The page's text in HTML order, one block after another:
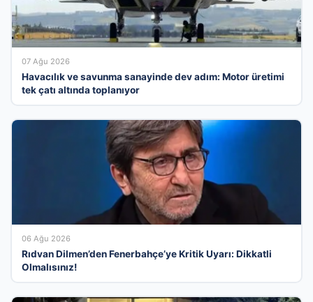
07 Ağu 2026
Havacılık ve savunma sanayinde dev adım: Motor üretimi
tek çatı altında toplanıyor
06 Ağu 2026
Rıdvan Dilmen’den Fenerbahçe’ye Kritik Uyarı: Dikkatli
Olmalısınız!